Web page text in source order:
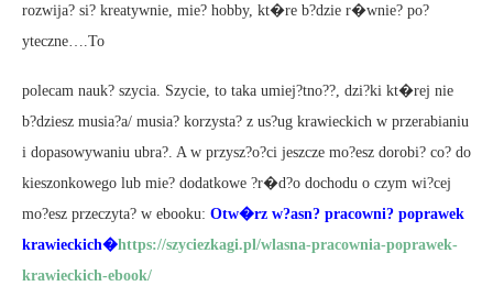
rozwija? si? kreatywnie, mie? hobby, kt�re b?dzie r�wnie? po?
yteczne….To
polecam nauk? szycia. Szycie, to taka umiej?tno??, dzi?ki kt�rej nie
b?dziesz musia?a/ musia? korzysta? z us?ug krawieckich w przerabianiu
i dopasowywaniu ubra?. A w przysz?o?ci jeszcze mo?esz dorobi? co? do
kieszonkowego lub mie? dodatkowe ?r�d?o dochodu o czym wi?cej
mo?esz przeczyta? w ebooku: Otw�rz w?asn? pracowni? poprawek
krawieckich�https://szyciezkagi.pl/wlasna-pracownia-poprawek-
krawieckich-ebook/